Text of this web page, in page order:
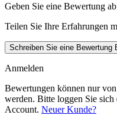
Geben Sie eine Bewertung
Teilen Sie Ihre Erfahrungen
Schreiben Sie eine Bewertung
Anmelden
Bewertungen können nur
werden. Bitte loggen Sie sich
Account. Neuer Kunde?